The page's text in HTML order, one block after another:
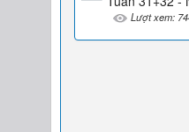
Lượt xem: